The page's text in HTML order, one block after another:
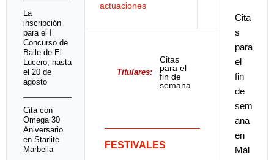
actuaciones
Titulares:
Citas
para el
fin de
semana
FESTIVALES
Cita
s
para
el
fin
de
sem
ana
en
Mál
La
inscripción
para el I
Concurso de
Baile de El
Lucero, hasta
el 20 de
agosto
Cita con
Omega 30
Aniversario
en Starlite
Marbella